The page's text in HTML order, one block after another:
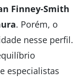
Finney-Smith
. Porém, o
nesse perfil.
especialistas